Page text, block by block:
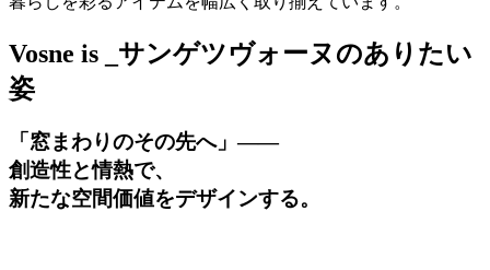
Vosne is _ サンゲツヴォーヌのありたい
姿
「窓まわりのその先へ」――
創造性と情熱で、
新たな空間価値をデザインする。